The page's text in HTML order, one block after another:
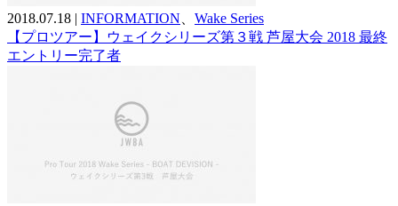
2018.07.18 | INFORMATION
Wake Series
【プロツアー】ウェイクシリーズ第３戦 芦屋大会 2018 最終
エントリー完了者